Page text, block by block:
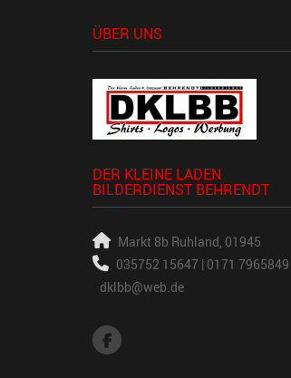
ÜBER UNS
DER KLEINE LADEN
BILDERDIENST BEHRENDT
Markt 8b Ruhland, 01945
035752 15647 | 0171 7965849
dklbb@web.de